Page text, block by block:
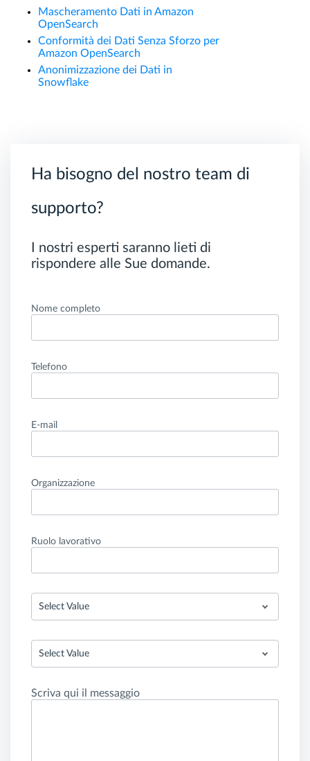
Mascheramento Dati in Amazon
OpenSearch
Conformità dei Dati Senza Sforzo per
Amazon OpenSearch
Anonimizzazione dei Dati in
Snowflake
Ha bisogno del nostro team di
supporto?
I nostri esperti saranno lieti di
rispondere alle Sue domande.
Nome completo
Telefono
E-mail
Organizzazione
Ruolo lavorativo
Select Value
Select Value
Scriva qui il messaggio